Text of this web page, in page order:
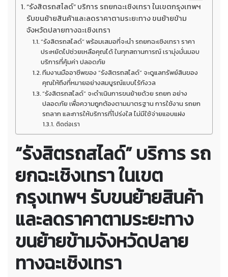
“รังสิตรถสไลด์” บริการ รถยกฉะเชิงเทรา ในเขตกรุงเทพฯ
รับขนย้ายสินค้าและลดราคาตามระยะทาง ขนย้ายข้าม
จังหวัดปลายทางฉะเชิงเทรา
“รังสิตรถสไลด์” พร้อมเสมอที่จะนำ รถยกฉะเชิงเทรา ราคา
ประหยัดไปช่วยเหลือคุณได้ ในทุกสถานการณ์ เรามุ่งมั่นมอบ
บริการที่คุ้มค่า ปลอดภัย
ทีมงานมืออาชีพของ “รังสิตรถสไลด์” จะดูแลทรัพย์สินของ
คุณให้ถึงที่หมายอย่างสมบูรณ์แบบไร้กังวล
“รังสิตรถสไลด์” จะดำเนินการขนย้ายด้วย รถยก อย่าง
ปลอดภัย เพื่อความถูกต้องตามมาตรฐาน การใช้งาน รถยก
รถลาก และการให้บริการที่โปร่งใส ไม่มีใช้จ่ายแอบแฝง
ติดต่อเรา
“รังสิตรถสไลด์” บริการ รถ
ยกฉะเชิงเทรา ในเขต
กรุงเทพฯ รับขนย้ายสินค้า
และลดราคาตามระยะทาง
ขนย้ายข้ามจังหวัดปลาย
ทางฉะเชิงเทรา